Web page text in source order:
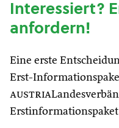
Interessiert?
anfordern!
Eine erste
Erst-
austria
Erstinformationspaket